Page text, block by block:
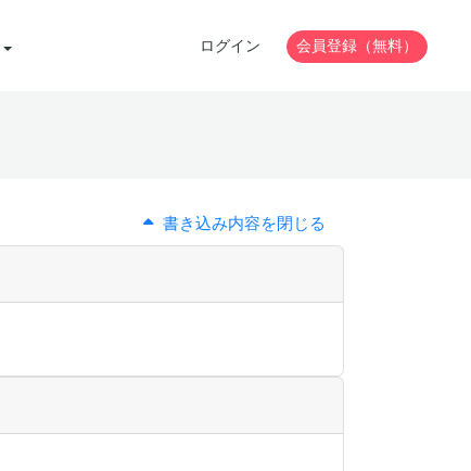
ログイン 会員登録（無料）
書き込み内容を閉じる